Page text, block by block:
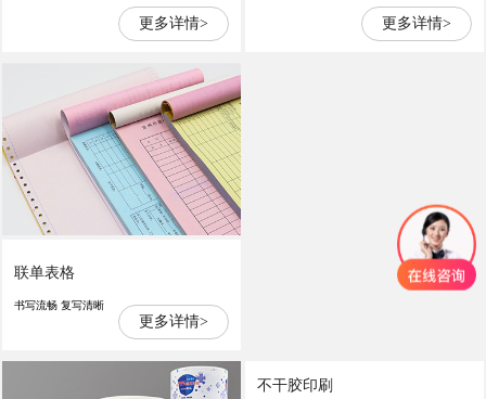
更多详情> 更多详情>
联单表格
书写流畅 复写清晰
更多详情>
不干胶印刷